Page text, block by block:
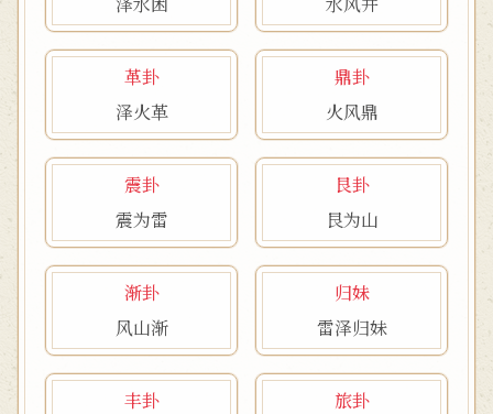
革卦
泽火革
鼎卦
火风鼎
震卦
震为雷
艮卦
艮为山
渐卦
风山渐
归妹
雷泽归妹
丰卦
旅卦